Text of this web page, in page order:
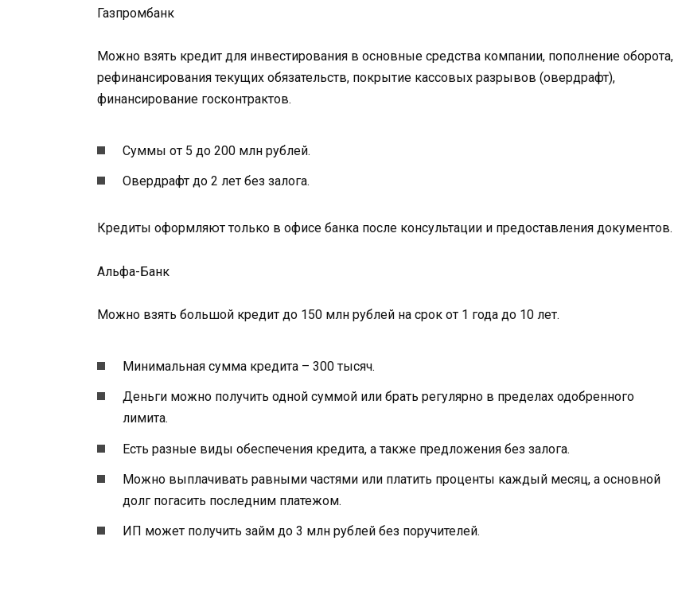
Газпромбанк
Можно взять кредит для инвестирования в основные средства компании, пополнение оборота,
рефинансирования текущих обязательств, покрытие кассовых разрывов (овердрафт),
финансирование госконтрактов.
Суммы от 5 до 200 млн рублей.
Овердрафт до 2 лет без залога.
Кредиты оформляют только в офисе банка после консультации и предоставления документов.
Альфа-Банк
Можно взять большой кредит до 150 млн рублей на срок от 1 года до 10 лет.
Минимальная сумма кредита – 300 тысяч.
Деньги можно получить одной суммой или брать регулярно в пределах одобренного
лимита.
Есть разные виды обеспечения кредита, а также предложения без залога.
Можно выплачивать равными частями или платить проценты каждый месяц, а основной
долг погасить последним платежом.
ИП может получить займ до 3 млн рублей без поручителей.